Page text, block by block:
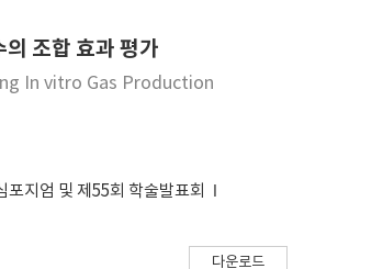
FA showed different
Further studies are needed
조합 효과 평가
In vitro Gas Production
지엄 및 제55회 학술발표회
다운로드